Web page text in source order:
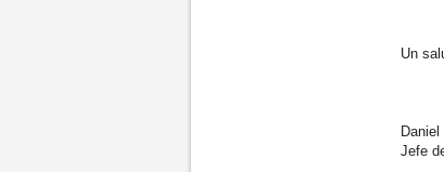
Un
Daniel
Jefe